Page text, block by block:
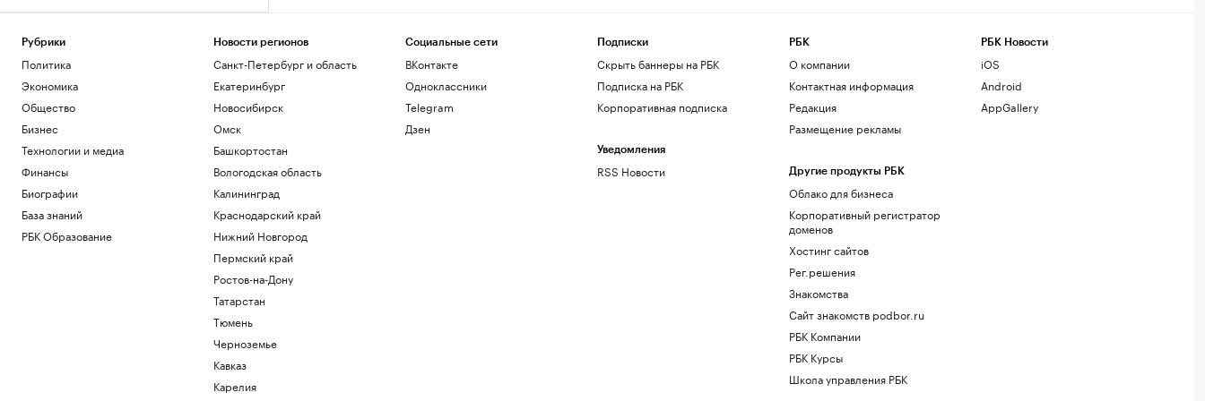
Рубрики
Политика
Экономика
Общество
Бизнес
Технологии и медиа
Финансы
Биографии
База знаний
РБК Образование
Новости регионов
Санкт-Петербург и область
Екатеринбург
Новосибирск
Омск
Башкортостан
Вологодская область
Калининград
Краснодарский край
Нижний Новгород
Пермский край
Ростов-на-Дону
Татарстан
Тюмень
Черноземье
Кавказ
Карелия
Социальные сети
ВКонтакте
Одноклассники
Telegram
Дзен
Подписки
Скрыть баннеры на РБК
Подписка на РБК
Корпоративная подписка
Уведомления
RSS Новости
РБК
О компании
Контактная информация
Редакция
Размещение рекламы
Другие продукты РБК
Облако для бизнеса
Корпоративный регистратор
доменов
Хостинг сайтов
Рег.решения
Знакомства
Сайт знакомств podbor.ru
РБК Компании
РБК Курсы
Школа управления РБК
РБК Новости
iOS
Android
AppGallery